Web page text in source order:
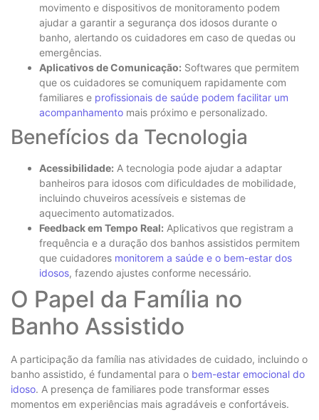
movimento e dispositivos de monitoramento podem
ajudar a garantir a segurança dos idosos durante o
banho, alertando os cuidadores em caso de quedas ou
emergências.
Aplicativos de Comunicação: Softwares que permitem
que os cuidadores se comuniquem rapidamente com
familiares e profissionais de saúde podem facilitar um
acompanhamento mais próximo e personalizado.
Benefícios da Tecnologia
Acessibilidade: A tecnologia pode ajudar a adaptar
banheiros para idosos com dificuldades de mobilidade,
incluindo chuveiros acessíveis e sistemas de
aquecimento automatizados.
Feedback em Tempo Real: Aplicativos que registram a
frequência e a duração dos banhos assistidos permitem
que cuidadores monitorem a saúde e o bem-estar dos
idosos, fazendo ajustes conforme necessário.
O Papel da Família no
Banho Assistido
A participação da família nas atividades de cuidado, incluindo o
banho assistido, é fundamental para o bem-estar emocional do
idoso. A presença de familiares pode transformar esses
momentos em experiências mais agradáveis e confortáveis.